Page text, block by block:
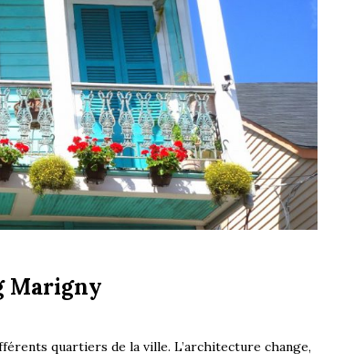
Marigny
quartiers de la ville. L’architecture change,